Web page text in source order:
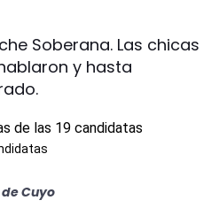
Soberana. Las chicas
y hasta
Cuyo